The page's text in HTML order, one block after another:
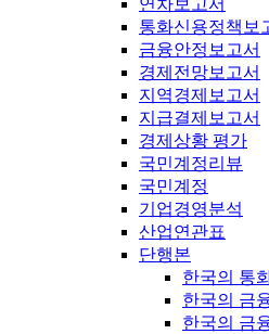
연차보고서
통화신용정책보
금융안정보고서
경제전망보고서
지역경제보고서
지급결제보고서
경제상황 평가
국민계정리뷰
국민계정
기업경영분석
산업연관표
단행본
한국의 통
한국의 금
한국의 금